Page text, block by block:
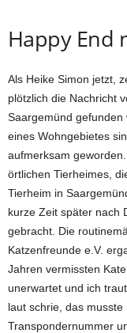
Happy End
Als Heike Simon jetzt,
plötzlich die Nachricht
Saargemünd gefunden
eines Wohngebietes
aufmerksam
örtlichen Tierheimes,
Tierheim in
kurze Zeit später nach
gebracht. Die
Katzenfreunde e.V.
Jahren vermissten
unerwartet und ich
laut schrie, das
Transpondernummer